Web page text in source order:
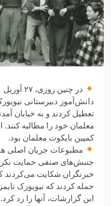
دانش‌آموز دبیرستانی
تعطیل کردند و به خیابان
معلمان خود را مطالبه کنند.
کمپین بایکوت معلمان بود.
مطبوعات جریان اصلی
جنبش‌های صنفی حمایت
خبرنگران شکایت می‌کردند
حمله کردند که نیویورک
این گزارشات، آنها را رد کرد.